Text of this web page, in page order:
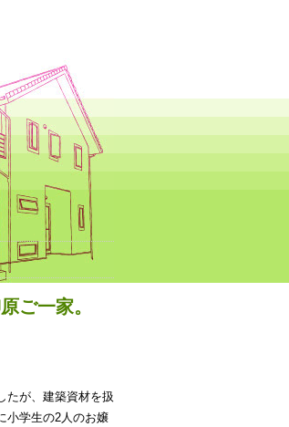
ご一家。
たが、建築資材を扱
小学生の2人のお嬢